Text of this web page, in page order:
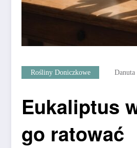
Rośliny Doniczkowe Danuta
Eukaliptus
go ratować